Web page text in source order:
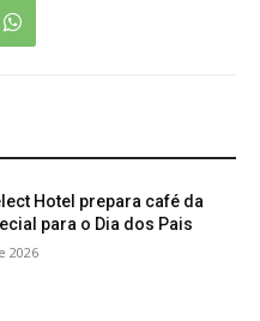
Hotel prepara café da
para o Dia dos Pais
2026